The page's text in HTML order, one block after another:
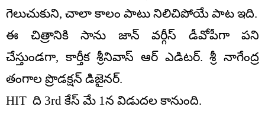
గెలుచుకుని, చాలా కాలం పాటు నిలిచిపోయే పాట ఇది.
ఈ చిత్రానికి సాను జాన్ వర్గీస్ డీవోపీగా పని
చేస్తుండగా, కార్తీక శ్రీనివాస్ ఆర్ ఎడిటర్. శ్రీ నాగేంద్ర
తంగాల ప్రొడక్షన్ డిజైనర్.
HIT ది 3rd కేస్ మే 1న విడుదల కానుంది.